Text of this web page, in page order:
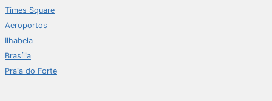
Times Square
Aeroportos
Ilhabela
Brasília
Praia do Forte